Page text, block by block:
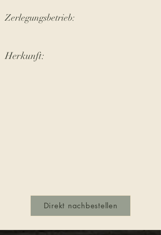
Zerlegungsbetrieb:
Herkunft:
Direkt nachbestellen